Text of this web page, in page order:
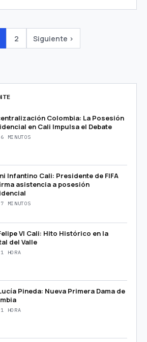
2 Siguiente ›
Colombia: La Posesión
en Cali Impulsa el Debate
MINUTOS
Infantino Cali: Presidente de FIFA
asistencia a posesión
MINUTOS
VI Cali: Hito Histórico en la
del Valle
HORA
Pineda: Nueva Primera Dama de
HORA